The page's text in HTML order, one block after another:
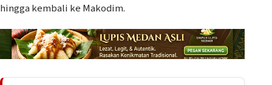
hingga kembali ke Makodim.